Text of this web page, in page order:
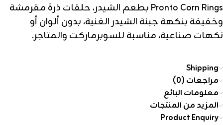
Pronto Corn Rings بطعم الشيدر، حلقات ذرة مقرمشة
وخفيفة بنكهة جبنة الشيدر الغنية، بدون ألوان أو
نكهات صناعية، مناسبة للسوبرماركت والمتاجر.
Shipping
مراجعات (0)
معلومات البائع
المزيد من المنتجات
Product Enquiry